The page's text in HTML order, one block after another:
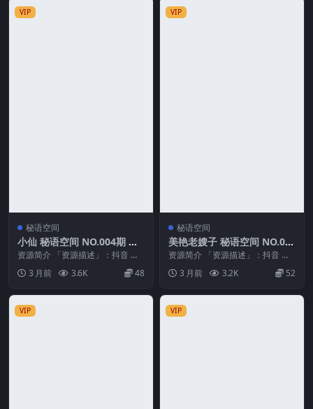
VIP
秘语空间
小仙 秘语空间 NO.004期 最
新至：2026.5.17
资源简介 「资源描述」：抖音 小
仙 秘语空间 NO.004期 【9V】最
新至：2...
3 月前 3.6K 48
VIP
秘语空间
美艳老嫂子 秘语空间 NO.00
6期
资源简介 「资源描述」：抖音 美
艳老嫂子 秘语空间 NO.006期 【1
7P】 ...
3 月前 3.2K 52
VIP VIP